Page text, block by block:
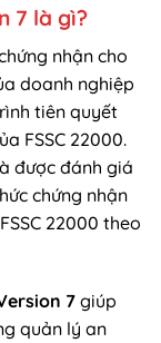
7 là gì?
nhận cho
doanh nghiệp
tiên quyết
FSSC 22000.
được đánh giá
chứng nhận
22000 theo
7 giúp
quản lý an